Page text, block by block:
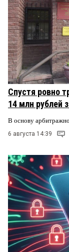
Спустя ровно
14 млн рублей
В основу
6 августа 14:39